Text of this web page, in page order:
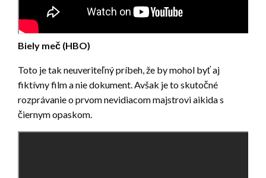
Biely meč (HBO)
Toto je tak neuveriteľný príbeh, že by mohol byť aj
fiktívny film a nie dokument. Avšak je to skutočné
rozprávanie o prvom nevidiacom majstrovi aikida s
čiernym opaskom.